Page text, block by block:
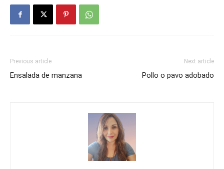
Previous article
Ensalada de manzana
Next article
Pollo o pavo adobado